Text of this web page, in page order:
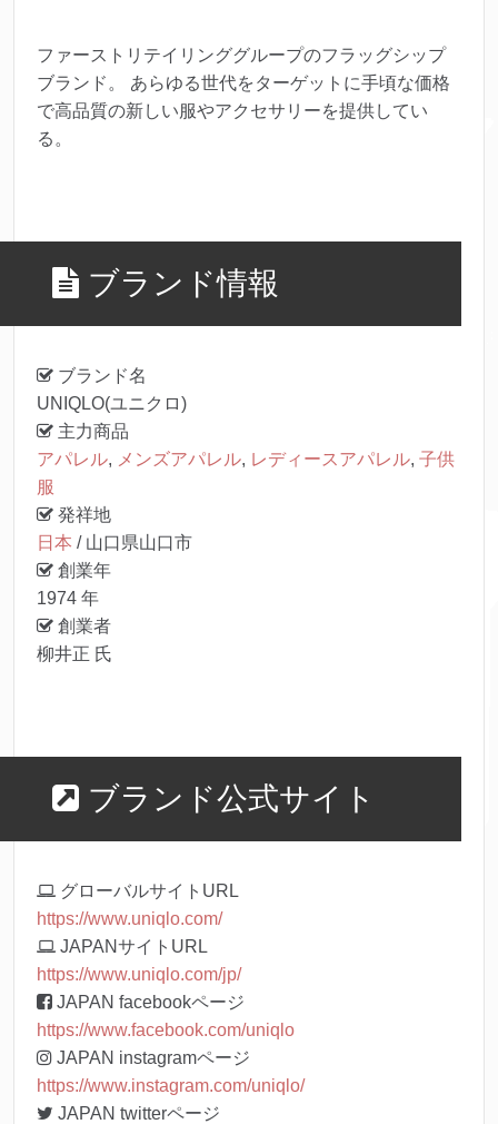
ファーストリテイリンググループのフラッグシップ
ブランド。 あらゆる世代をターゲットに手頃な価格
で高品質の新しい服やアクセサリーを提供してい
る。
ブランド情報
ブランド名
UNIQLO(ユニクロ)
主力商品
アパレル, メンズアパレル, レディースアパレル, 子供
服
発祥地
日本 / 山口県山口市
創業年
1974 年
創業者
柳井正 氏
ブランド公式サイト
グローバルサイトURL
https://www.uniqlo.com/
JAPANサイトURL
https://www.uniqlo.com/jp/
JAPAN facebookページ
https://www.facebook.com/uniqlo
JAPAN instagramページ
https://www.instagram.com/uniqlo/
JAPAN twitterページ